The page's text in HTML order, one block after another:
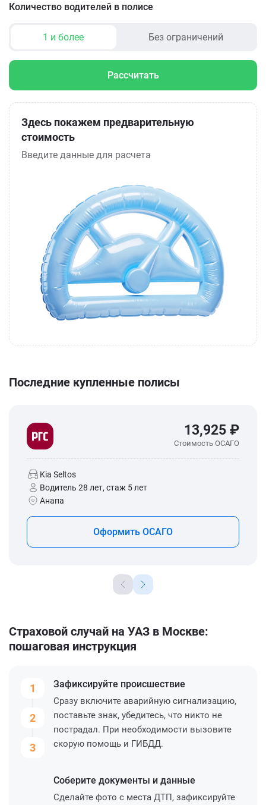
Количество водителей в полисе
1 и более Без ограничений
Рассчитать
Здесь покажем предварительную
стоимость
Введите данные для расчета
Последние купленные полисы
13,925 ₽
Стоимость ОСАГО
Kia Seltos
Водитель 28 лет, стаж 5 лет
Анапа
Оформить ОСАГО
Страховой случай на УАЗ в Москве:
пошаговая инструкция
1
2
3
Зафиксируйте происшествие
Сразу включите аварийную сигнализацию,
поставьте знак, убедитесь, что никто не
пострадал. При необходимости вызовите
скорую помощь и ГИБДД.
Соберите документы и данные
Сделайте фото с места ДТП, зафиксируйте